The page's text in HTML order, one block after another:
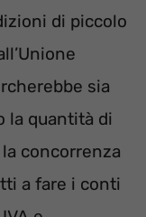
di piccolo
sia
la quantità di
concorrenza
a fare i conti